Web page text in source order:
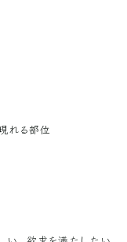
れる部位